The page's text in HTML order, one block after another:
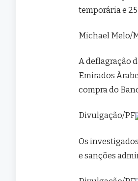
temporária e
Michael Melo/
A deflagração
Emirados
compra do
Divulgação/PF
Os
e sanções